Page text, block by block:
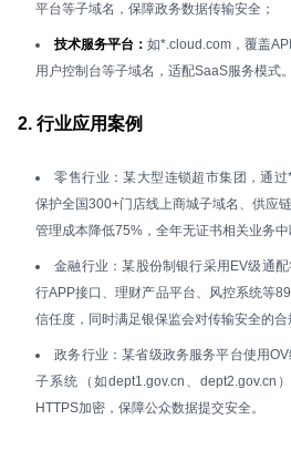
平台等子域名，保障政务数据传输安全；
技术服务平台： 如*.cloud.com，覆盖
用户控制台等子域名，适配SaaS服务模式。
2. 行业应用案例
零售行业：某大型连锁超市集团，通
保护全国300+门店线上商城子域名、供应
管理成本降低75%，全年无证书相关业务中
金融行业：某股份制银行采用EV级通
行APP接口、理财产品平台、风控系统等
信任度，同时满足银保监会对传输安全的合
政务行业：某省级政务服务平台使用
子系统（如dept1.gov.cn、dept2.gov.cn
HTTPS加密，保障公众数据提交安全。